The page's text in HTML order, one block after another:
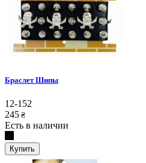
Браслет Шипы
12-152
245 ₴
Есть в наличии
Купить